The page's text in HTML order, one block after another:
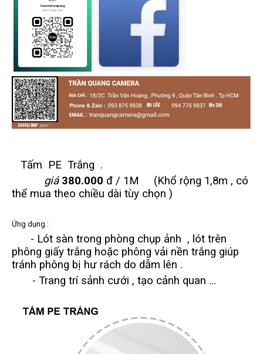
Tấm PE Trắng .
giá 380.000 đ / 1M (Khổ rộng 1,8m , có
thể mua theo chiều dài tùy chọn )
Ứng dụng :
- Lót sàn trong phòng chụp ảnh , lót trên
phông giấy trắng hoặc phông vải nền trắng giúp
tránh phông bị hư rách do dẫm lên .
- Trang trí sảnh cưới , tạo cảnh quan ...